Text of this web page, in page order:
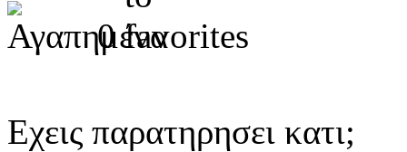
0
Εχεις παρατηρησει κατι;